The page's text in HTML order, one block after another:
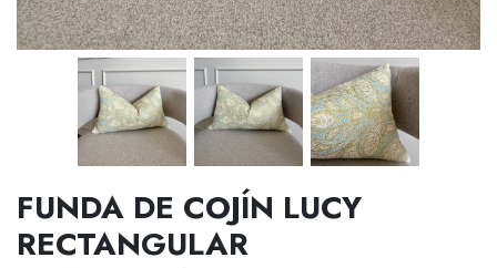
FUNDA DE COJÍN LUCY
RECTANGULAR